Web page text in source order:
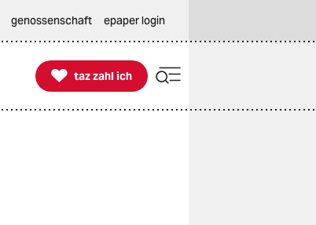
genossenschaft epaper login

taz zahl ich
taz zahl ich